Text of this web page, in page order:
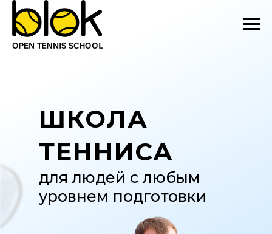
для людей с любым
уровнем подготовки
ШКОЛА
ТЕННИСА